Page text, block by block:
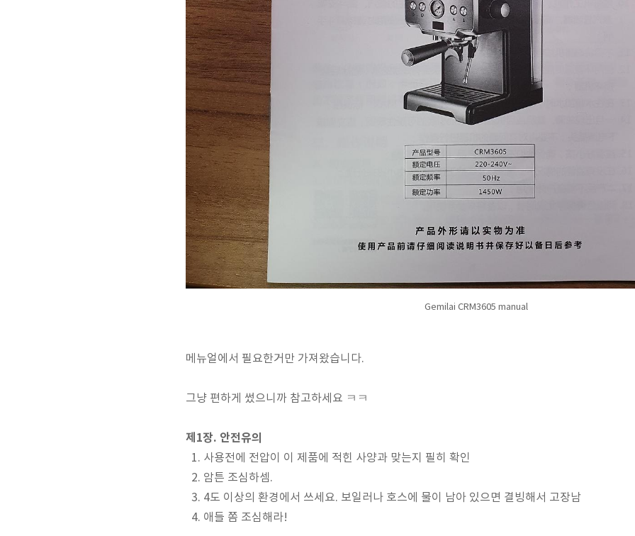
Gemilai CRM3605 manual
메뉴얼에서 필요한거만 가져왔습니다.
그냥 편하게 썼으니까 참고하세요 ㅋㅋ
제1장. 안전유의
1. 사용전에 전압이 이 제품에 적힌 사양과 맞는지 필히 확인
2. 암튼 조심하셈.
3. 4도 이상의 환경에서 쓰세요. 보일러나 호스에 물이 남아 있으면 결빙해서 고장남
4. 애들 쫌 조심해라!